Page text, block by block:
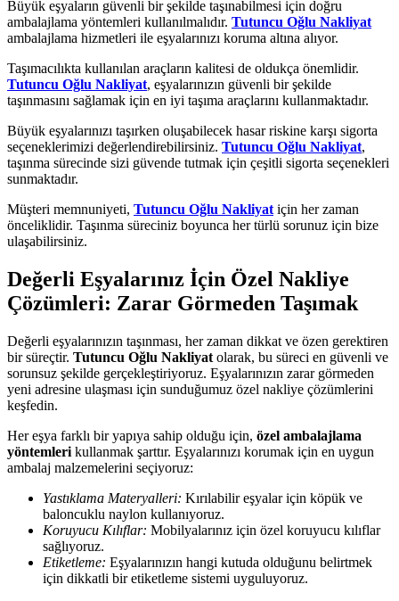
Büyük eşyaların güvenli bir şekilde taşınabilmesi için doğru
ambalajlama yöntemleri kullanılmalıdır. Tutuncu Oğlu Nakliyat
ambalajlama hizmetleri ile eşyalarınızı koruma altına alıyor.
Taşımacılıkta kullanılan araçların kalitesi de oldukça önemlidir.
Tutuncu Oğlu Nakliyat, eşyalarınızın güvenli bir şekilde
taşınmasını sağlamak için en iyi taşıma araçlarını kullanmaktadır.
Büyük eşyalarınızı taşırken oluşabilecek hasar riskine karşı sigorta
seçeneklerimizi değerlendirebilirsiniz. Tutuncu Oğlu Nakliyat,
taşınma sürecinde sizi güvende tutmak için çeşitli sigorta seçenekleri
sunmaktadır.
Müşteri memnuniyeti, Tutuncu Oğlu Nakliyat için her zaman
önceliklidir. Taşınma süreciniz boyunca her türlü sorunuz için bize
ulaşabilirsiniz.
Değerli Eşyalarınız İçin Özel Nakliye
Çözümleri: Zarar Görmeden Taşımak
Değerli eşyalarınızın taşınması, her zaman dikkat ve özen gerektiren
bir süreçtir. Tutuncu Oğlu Nakliyat olarak, bu süreci en güvenli ve
sorunsuz şekilde gerçekleştiriyoruz. Eşyalarınızın zarar görmeden
yeni adresine ulaşması için sunduğumuz özel nakliye çözümlerini
keşfedin.
Her eşya farklı bir yapıya sahip olduğu için, özel ambalajlama
yöntemleri kullanmak şarttır. Eşyalarınızı korumak için en uygun
ambalaj malzemelerini seçiyoruz:
Yastıklama Materyalleri: Kırılabilir eşyalar için köpük ve
baloncuklu naylon kullanıyoruz.
Koruyucu Kılıflar: Mobilyalarınız için özel koruyucu kılıflar
sağlıyoruz.
Etiketleme: Eşyalarınızın hangi kutuda olduğunu belirtmek
için dikkatli bir etiketleme sistemi uyguluyoruz.